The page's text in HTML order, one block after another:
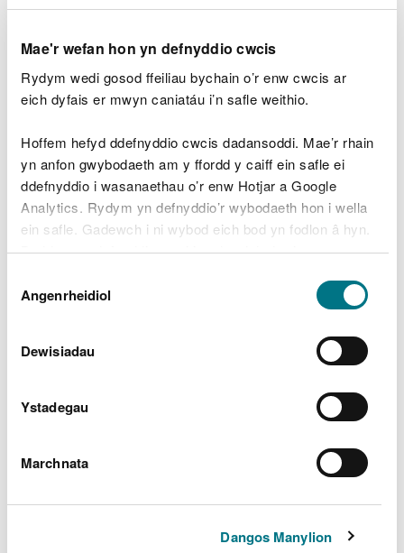
Mae'r wefan hon yn defnyddio cwcis
Rydym wedi gosod ffeiliau bychain o’r enw cwcis ar
eich dyfais er mwyn caniatáu i’n safle weithio.
Hoffem hefyd ddefnyddio cwcis dadansoddi. Mae’r rhain
yn anfon gwybodaeth am y ffordd y caiff ein safle ei
ddefnyddio i wasanaethau o’r enw Hotjar a Google
Analytics. Rydym yn defnyddio’r wybodaeth hon i wella
ein safle. Gadewch i ni wybod eich bod yn fodlon â hyn.
Byddwn yn defnyddio cwci i gadw eich dewis.
Gellirdarllen mwy am ein cwcis cyn i chi ddewis.
Caniatâd
Angenrheidiol
Dewisiadau
Ystadegau
Marchnata
Dangos Manylion
Harbwr Mewnol
CML2134
Afon Teifi
Fariways Ltd
Cyfleusterau
Angori Afon Teifi
Band 1
CML2153
Cyngor Sir
Ynys Mon
Llawn Wal
Amddiffyn Môr
Bae Glanfa Goch
Band 2
Council
Cynllun
Amddiffynfeydd
Arfordirol y Rhyl
trading as Câr-
Câr-Y-Môr - Safle
IMTA Gwymon a
3 hectar yn Sain
Ceredigion
Newydd
Cais